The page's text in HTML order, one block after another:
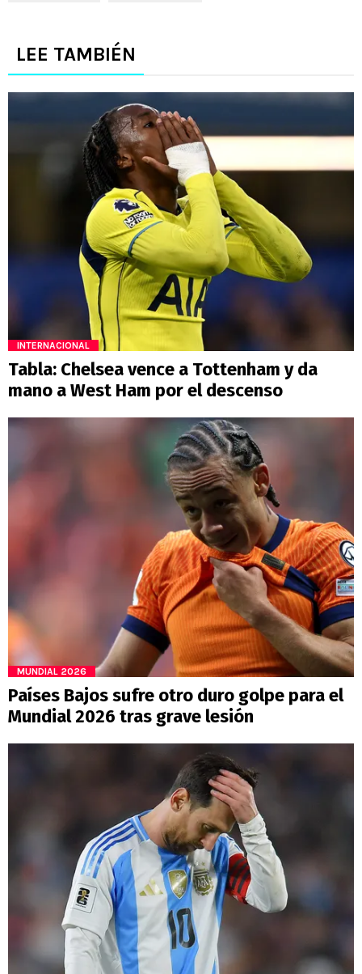
LEE TAMBIÉN
INTERNACIONAL
Tabla: Chelsea vence a Tottenham y da
mano a West Ham por el descenso
MUNDIAL 2026
Países Bajos sufre otro duro golpe para el
Mundial 2026 tras grave lesión